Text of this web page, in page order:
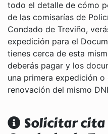
todo el detalle de cómo
de las comisarías de
Condado de Treviño,
expedición para el
tienes cerca de esta
deberás pagar y los
una primera expedición
renovación del mismo
Solicitar cita